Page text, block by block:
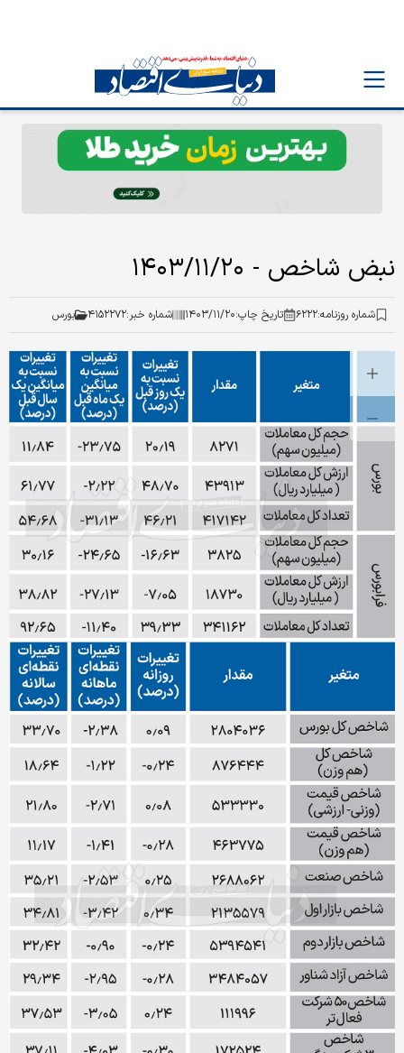
نبض شاخص - ۱۴۰۳/۱۱/۲۰
شماره روزنامه:۶۲۲۲ تاریخ چاپ:۱۴۰۳/۱۱/۲۰ شماره خبر:۴۱۵۲۲۷۲ بورس